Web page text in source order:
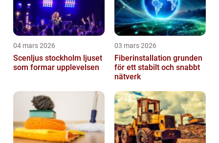
04 mars 2026
Scenljus stockholm ljuset
som formar upplevelsen
03 mars 2026
Fiberinstallation grunden
för ett stabilt och snabbt
nätverk